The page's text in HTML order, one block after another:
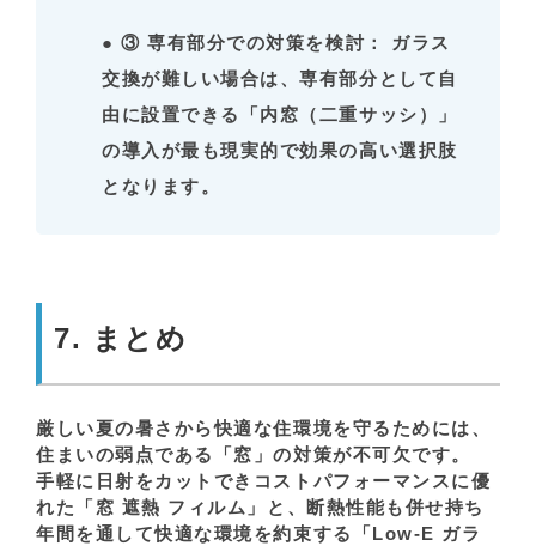
●③ 専有部分での対策を検討：
ガラス
交換が難しい場合は、専有部分として自
由に設置できる「内窓（二重サッシ）」
の導入が最も現実的で効果の高い選択肢
となります。
7. まとめ
厳しい夏の暑さから快適な住環境を守るためには、
住まいの弱点である「窓」の対策が不可欠です。
手軽に日射をカットできコストパフォーマンスに優
れた
「窓 遮熱 フィルム」
と、断熱性能も併せ持ち
年間を通して快適な環境を約束する
「Low-E ガラ